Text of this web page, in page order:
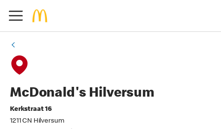
McDonald's Hilversum
Kerkstraat 16
1211 CN Hilversum